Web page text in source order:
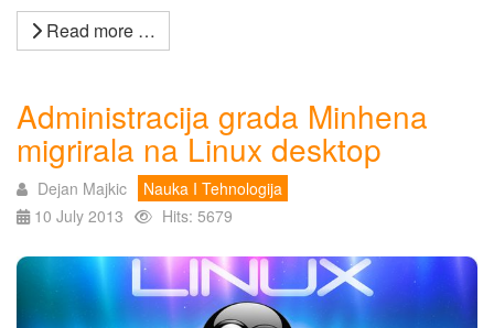
Read more …
Administracija grada Minhena
migrirala na Linux desktop
Dejan Majkic
Nauka I Tehnologija
10 July 2013
Hits: 5679